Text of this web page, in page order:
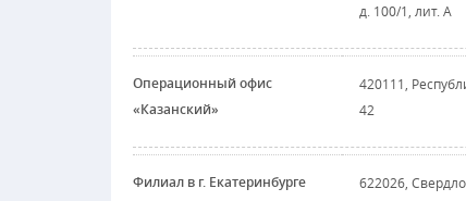
д. 100/1, лит. А
Операционный офис
«Казанский»
420111,
42
Филиал в г. Екатеринбурге 622026,